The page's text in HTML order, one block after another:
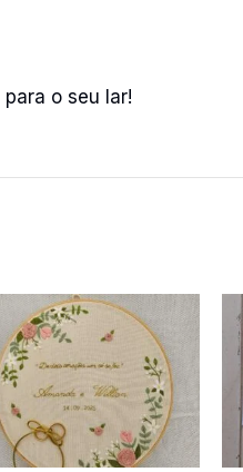
o seu lar!